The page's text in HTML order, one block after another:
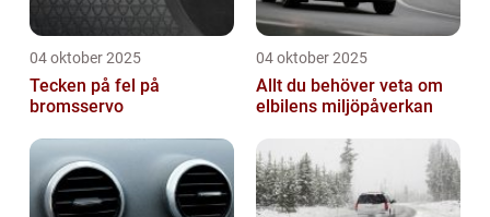
04 oktober 2025
Tecken på fel på
bromsservo
04 oktober 2025
Allt du behöver veta om
elbilens miljöpåverkan